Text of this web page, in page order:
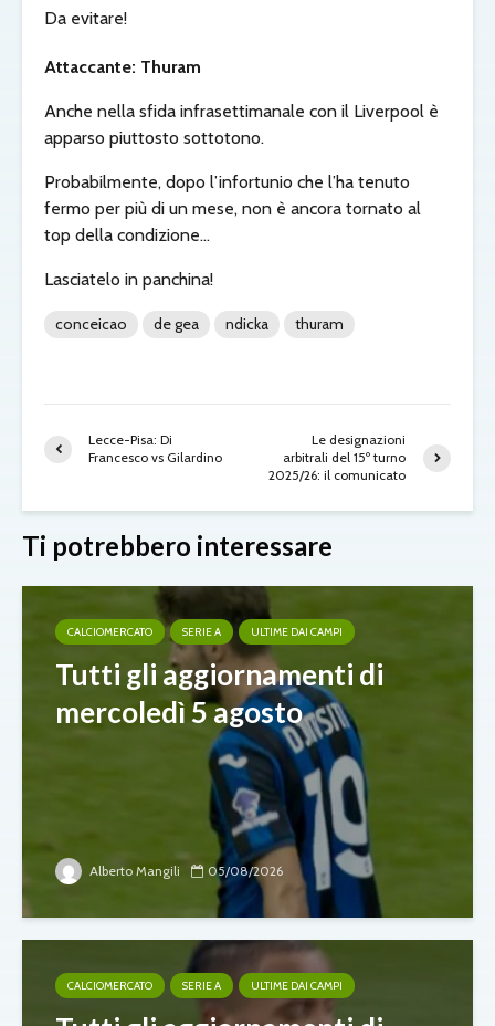
Da evitare!
Attaccante: Thuram
Anche nella sfida infrasettimanale con il Liverpool è
apparso piuttosto sottotono.
Probabilmente, dopo l’infortunio che l’ha tenuto
fermo per più di un mese, non è ancora tornato al
top della condizione…
Lasciatelo in panchina!
conceicao de gea ndicka thuram
Lecce-Pisa: Di
Francesco vs Gilardino
Le designazioni
arbitrali del 15º turno
2025/26: il comunicato
Ti potrebbero interessare
CALCIOMERCATO SERIE A ULTIME DAI CAMPI
Tutti gli aggiornamenti di
mercoledì 5 agosto
Alberto Mangili 05/08/2026
CALCIOMERCATO SERIE A ULTIME DAI CAMPI